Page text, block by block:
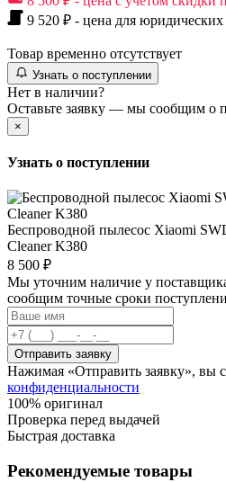
9 520 ₽ - цена для
Товар временно отсутствует
Узнать о поступлении
Нет в наличии?
Оставьте заявку — мы сообщим о
×
Узнать о поступлении
Беспроводной пылесос Xiaomi
Cleaner K380
8 500 ₽
Мы уточним наличие у
сообщим точные сроки
Отправить заявку
Нажимая «Отправить заявку», вы
конфиденциальности
100% оригинал
Проверка перед выдачей
Быстрая доставка
Рекомендуемые товары